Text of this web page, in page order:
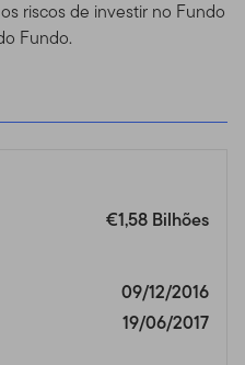
riscos de investir no Fundo
Fundo.
€1,58 Bilhões
09/12/2016
19/06/2017